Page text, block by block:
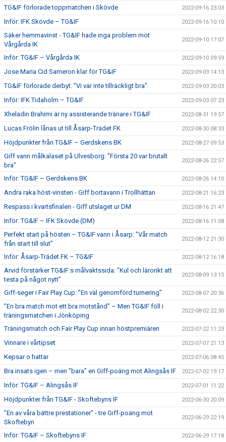
TG&IF förlorade toppmatchen i Skövde 2022-09-16 23:03
Inför: IFK Skövde – TG&IF 2022-09-16 10:10
Säker hemmavinst - TG&IF hade inga problem mot
Vårgårda IK
2022-09-10 17:07
Inför: TG&IF – Vårgårda IK 2022-09-10 09:59
Jose Maria Cid Sameron klar för TG&IF 2022-09-09 14:13
TG&IF förlorade derbyt: ”Vi var inte tillräckligt bra” 2022-09-03 20:03
Inför: IFK Tidaholm – TG&IF 2022-09-03 07:23
Xheladin Brahimi är ny assisterande tränare i TG&IF 2022-08-31 19:57
Lucas Frölin lånas ut till Åsarp-Trädet FK 2022-08-30 08:33
Höjdpunkter från TG&IF – Gerdskens BK 2022-08-27 09:53
Giff vann målkalaset på Ulvesborg: ”Första 20 var brutalt
bra”
2022-08-26 22:57
Inför: TG&IF – Gerdskens BK 2022-08-26 14:10
Andra raka höst-vinsten - Giff bortavann i Trollhättan 2022-08-21 16:23
Respass i kvartsfinalen - Giff utslaget ur DM 2022-08-16 21:47
Inför: TG&IF – IFK Skövde (DM) 2022-08-16 11:08
Perfekt start på hösten – TG&IF vann i Åsarp: ”Vår match
från start till slut”
2022-08-12 21:30
Inför: Åsarp-Trädet FK – TG&IF 2022-08-12 16:18
Arvid förstärker TG&IF:s målvaktssida: ”Kul och lärorikt att
testa på något nytt”
2022-08-09 13:15
Giff-seger i Fair Play Cup: ”En väl genomförd turnering” 2022-08-07 20:36
”En bra match mot ett bra motstånd” – Men TG&IF föll i
träningsmatchen i Jönköping
2022-08-02 22:30
Träningsmatch och Fair Play Cup innan höstpremiären 2022-07-22 11:23
Vinnare i vårtipset 2022-07-07 21:13
Kepsar o hattar 2022-07-06 08:45
Bra insats igen – men ”bara” en Giff-poäng mot Alingsås IF 2022-07-02 19:17
Inför: TG&IF – Alingsås IF 2022-07-01 11:22
Höjdpunkter från TG&IF - Skoftebyns IF 2022-06-30 20:09
"En av våra bättre prestationer" - tre Giff-poäng mot
Skoftebyn
2022-06-29 22:19
Inför: TG&IF – Skoftebyns IF 2022-06-29 17:18